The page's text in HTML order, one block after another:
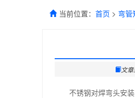
当前位置： 首页 > 弯管
文章
不锈钢对焊弯头安